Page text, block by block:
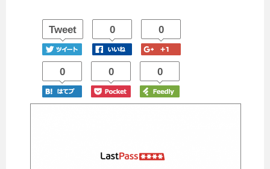
Tweet 0 0
0 0 0